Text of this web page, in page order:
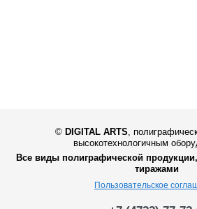
© DIGITAL ARTS
высокотехнологичным
Все виды полиграфической
тиражами
Пользовательское